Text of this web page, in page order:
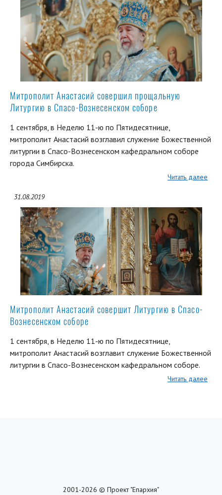
Митрополит Анастасий совершил прощальную
Литургию в Спасо-Вознесенском соборе
1 сентября, в Неделю 11-ю по Пятидесятнице,
митрополит Анастасий возглавил служение Божественной
литургии в Спасо-Вознесенском кафедральном соборе
города Симбирска.
Читать далее
31.08.2019
Митрополит Анастасий совершит Литургию в Спасо-
Вознесенском соборе
1 сентября, в Неделю 11-ю по Пятидесятнице,
митрополит Анастасий возглавит служение Божественной
литургии в Спасо-Вознесенском кафедральном соборе.
Читать далее
2001-2026 © Проект "Епархия"